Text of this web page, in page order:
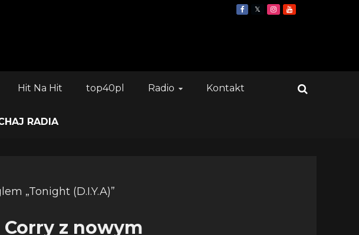
Hit Na Hit top40pl Radio Kontakt
RADIA
Corry z nowym